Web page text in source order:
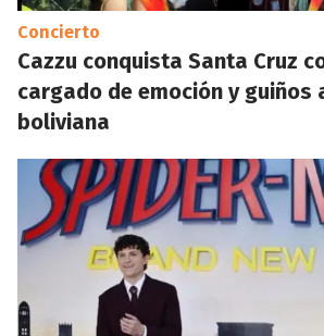
Concierto
Cazzu conquista Santa Cruz
cargado de emoción y guiños
boliviana